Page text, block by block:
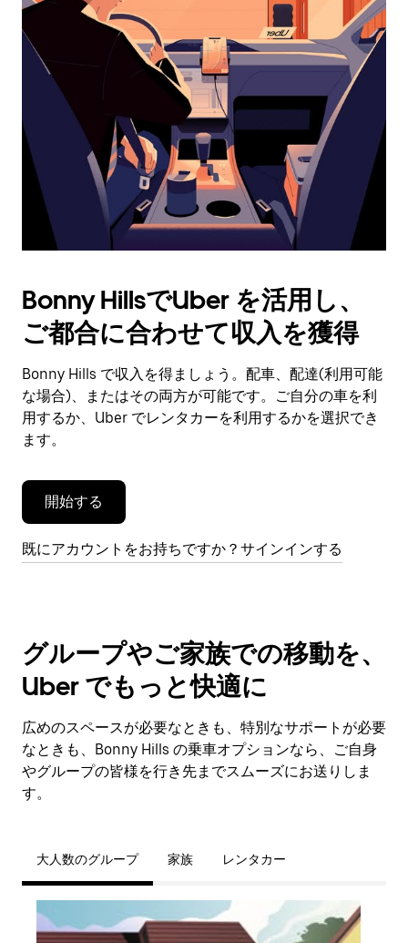
を
操
作
し、
を
選
択
す。
ン
で
カ
ン
ダ
ー
を
閉
ま
す。
Bonny HillsでUber を活用し、
ご都合に合わせて収入を獲得
Bonny Hills で収入を得ましょう。配車、配達(利用可能
な場合)、またはその両方が可能です。ご自分の車を利
用するか、Uber でレンタカーを利用するかを選択でき
ます。
開始する
既にアカウントをお持ちですか？サインインする
グループやご家族での移動を、
Uber でもっと快適に
広めのスペースが必要なときも、特別なサポートが必要
なときも、Bonny Hills の乗車オプションなら、ご自身
やグループの皆様を行き先までスムーズにお送りしま
す。
大人数のグループ 家族 レンタカー